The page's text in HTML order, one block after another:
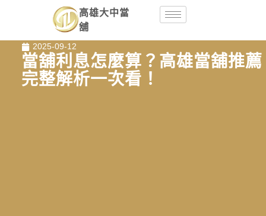
高雄大中當
舖
2025-09-12
當舖利息怎麼算？高雄當舖推薦
完整解析一次看！